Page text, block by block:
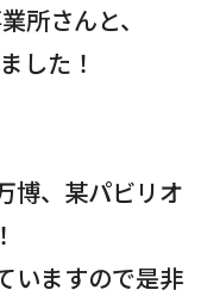
所さんと、
した！
博、某パビリオ
いますので是非